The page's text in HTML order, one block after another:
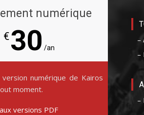
numérique
€30 /an
numérique de Kairos
moment.
versions PDF
–
–
–